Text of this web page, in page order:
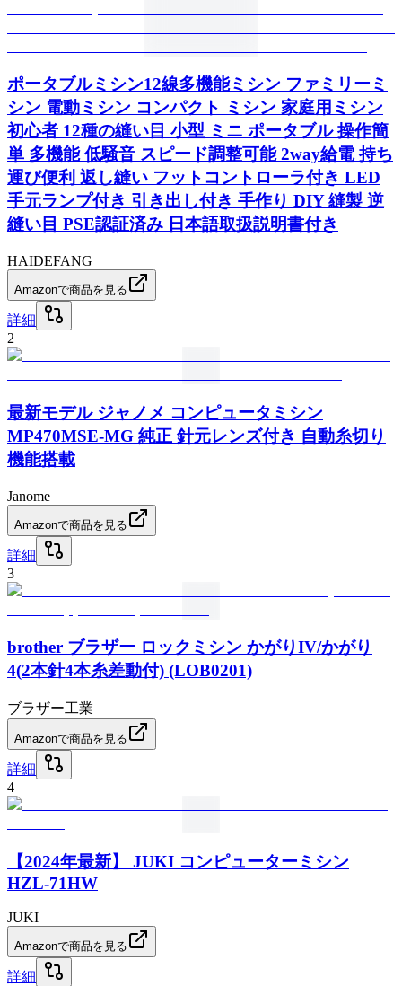
ポータブルミシン12線多機能ミシン ファミリーミ
シン 電動ミシン コンパクト ミシン 家庭用ミシン
初心者 12種の縫い目 小型 ミニ ポータブル 操作簡
単 多機能 低騒音 スピード調整可能 2way給電 持ち
運び便利 返し縫い フットコントローラ付き LED
手元ランプ付き 引き出し付き 手作り DIY 縫製 逆
縫い目 PSE認証済み 日本語取扱説明書付き
HAIDEFANG
Amazonで商品を見る
詳細
2
最新モデル ジャノメ コンピュータミシン
MP470MSE-MG 純正 針元レンズ付き 自動糸切り
機能搭載
Janome
Amazonで商品を見る
詳細
3
brother ブラザー ロックミシン かがりIV/かがり
4(2本針4本糸差動付) (LOB0201)
ブラザー工業
Amazonで商品を見る
詳細
4
【2024年最新】 JUKI コンピューターミシン
HZL-71HW
JUKI
Amazonで商品を見る
詳細